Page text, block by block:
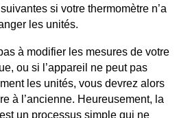
si votre thermomètre n’a
les unités.
à modifier les mesures de votre
ou si l’appareil ne peut pas
les unités, vous devrez alors
à l’ancienne. Heureusement, la
un processus simple qui ne